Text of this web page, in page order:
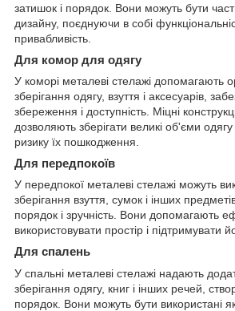
затишок і порядок. Вони можуть бути
дизайну, поєднуючи в собі
привабливість.
Для комор для одягу
У коморі металеві стелажі допомагають
зберігання одягу, взуття і аксесуарів,
збереження і доступність. Міцні
дозволяють зберігати великі об'єми
ризику їх пошкодження.
Для передпокоїв
У передпокої металеві стелажі можуть
зберігання взуття, сумок і інших
порядок і зручність. Вони допомагають
використовувати простір і підтримувати
Для спалень
У спальні металеві стелажі надають
зберігання одягу, книг і інших речей,
порядок. Вони можуть бути використані